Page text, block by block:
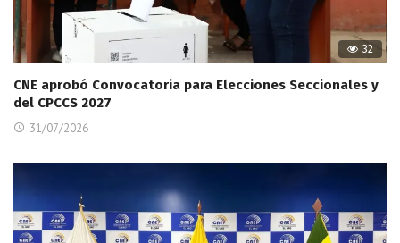
32
CNE aprobó Convocatoria para Elecciones Seccionales y
del CPCCS 2027
31/07/2026